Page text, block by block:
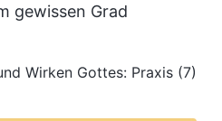
gewissen Grad
Wirken Gottes: Praxis (7)